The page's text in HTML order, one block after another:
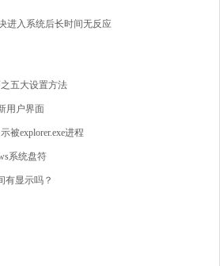
进入系统后长时间无反应
五大设置方法
用户界面
被explorer.exe进程
系统盘符
有显示吗？